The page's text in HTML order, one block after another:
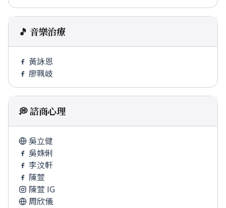
🎵 音樂治療
黃詠恩
廖珮岐
💭 諮商心理
吳立健
吳姝俐
李汶軒
陳萱
陳萱 IG
周欣儀